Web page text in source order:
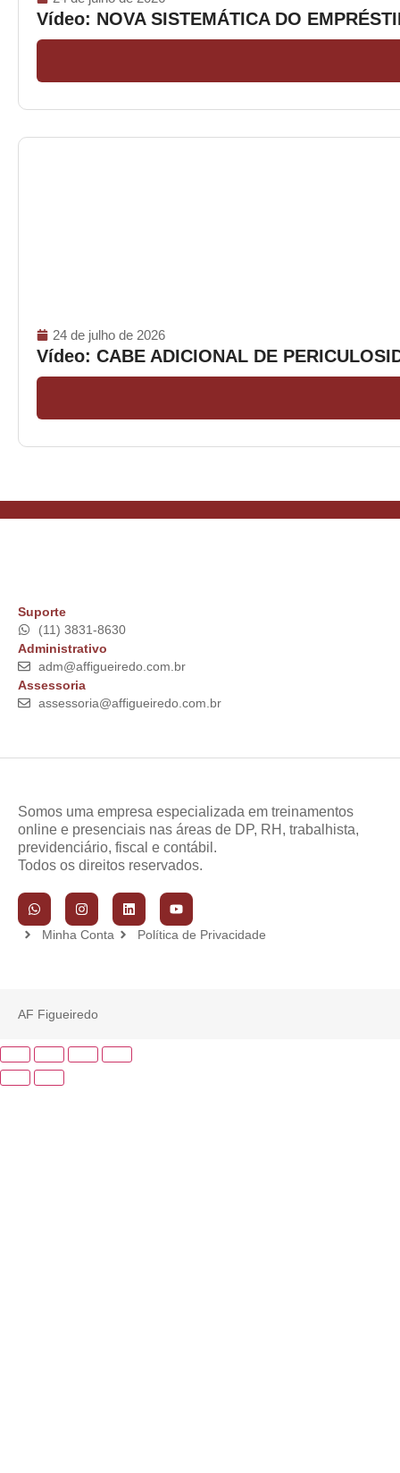
Vídeo: NOVA SISTEMÁTICA DO
24 de julho de 2026
Vídeo: CABE ADICIONAL DE
Suporte
(11) 3831-8630
Administrativo
adm@affigueiredo.com.br
Assessoria
assessoria@affigueiredo.com.br
Somos uma empresa especializada em treinamentos
online e presenciais nas áreas de DP, RH, trabalhista,
previdenciário, fiscal e contábil.
Todos os direitos reservados.
Minha Conta Política de Privacidade
AF Figueiredo